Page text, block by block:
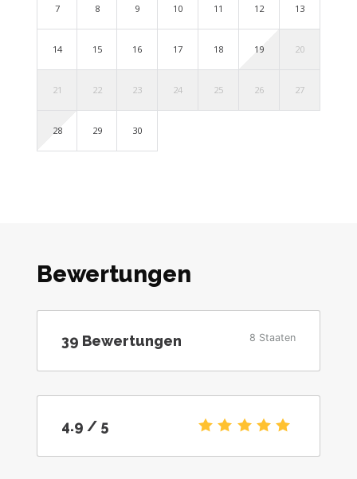
7 8 9 10 11 12 13
14 15 16 17 18 19 20
21 22 23 24 25 26 27
28 29 30
Bewertungen
39 Bewertungen 8 Staaten
4.9 / 5